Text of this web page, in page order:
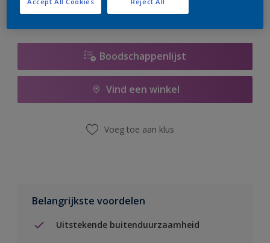
Boodschappenlijst
Vind een winkel
Voeg toe aan klus
Belangrijkste voordelen
Uitstekende buitenduurzaamheid